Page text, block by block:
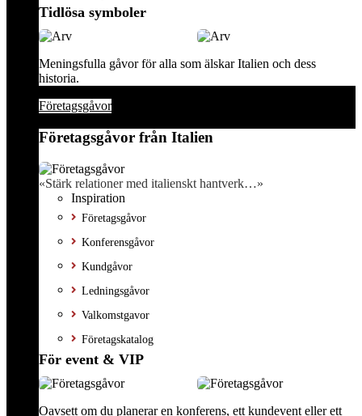
Tidlösa symboler
Meningsfulla gåvor för alla som älskar Italien och dess
historia.
Företagsgåvor
Företagsgåvor från Italien
«Stärk relationer med italienskt hantverk…»
Inspiration
Företagsgåvor
Konferensgåvor
Kundgåvor
Ledningsgåvor
Valkomstgavor
Företagskatalog
För event & VIP
Oavsett om du planerar en konferens, ett kundevent eller ett